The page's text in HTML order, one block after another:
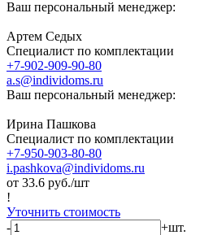
Ваш персональный менеджер:
Артем Седых
Специалист по комплектации
+7-902-909-90-80
a.s@individoms.ru
Ваш персональный менеджер:
Ирина Пашкова
Специалист по комплектации
+7-950-903-80-80
i.pashkova@individoms.ru
от 33.6 руб./шт
!
Уточнить стоимость
-
+шт.